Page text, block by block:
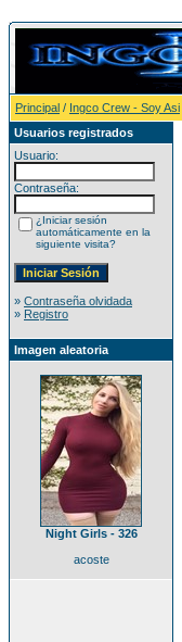
Principal / Ingco Crew - Soy Asi
Usuarios registrados
Usuario:
Contraseña:
¿Iniciar sesión
automáticamente en la
siguiente visita?
» Contraseña olvidada
» Registro
Imagen aleatoria
Night Girls - 326
acoste